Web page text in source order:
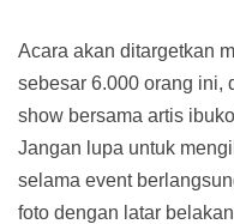
Acara akan ditargetkan
sebesar 6.000 orang ini,
show bersama artis
Jangan lupa untuk
selama event
foto dengan latar